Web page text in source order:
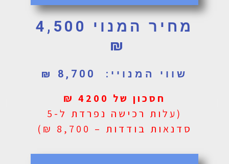
מחיר המנוי 4,500
₪
שווי המנויי: 8,700 ₪
חסכון של 4200 ₪
(עלות רכישה נפרדת ל-5
סדנאות בודדות – 8,700 ₪)